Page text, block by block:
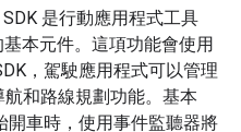
是行動應用程式工具
本元件。這項功能會使用
，駕駛應用程式可以管理
和路線規劃功能。基本
開車時，使用事件監聽器將